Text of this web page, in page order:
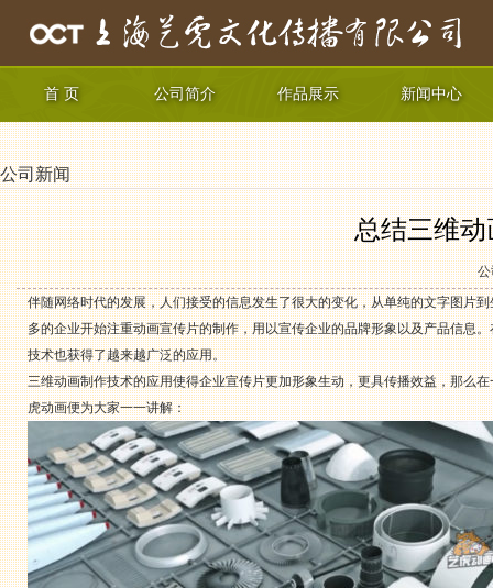
首 页 公司简介 作品展示 新闻中心
公司新闻
总结三维
公
伴随网络时代的发展，人们接受的信息发生了很大的变化，从单纯的文字图片
多的企业开始注重动画宣传片的制作，用以宣传企业的品牌形象以及产品信息
技术也获得了越来越广泛的应用。
三维动画制作技术的应用使得企业宣传片更加形象生动，更具传播效益，那么
虎动画便为大家一一讲解：